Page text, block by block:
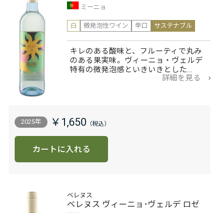
ミーニョ
白
微発泡性ワイン 辛口 サステナブル
キレのある酸味と、フルーティで丸み
のある果実味。ヴィーニョ・ヴェルデ
特有の微発泡感といきいきとした…
詳細を見る
2025年 ￥1,650
カートに入れる
ベレヌス
ベレヌス ヴィーニョ･ヴェルデ ロゼ